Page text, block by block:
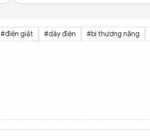
#điện giật #dây điện #bị thương nặng